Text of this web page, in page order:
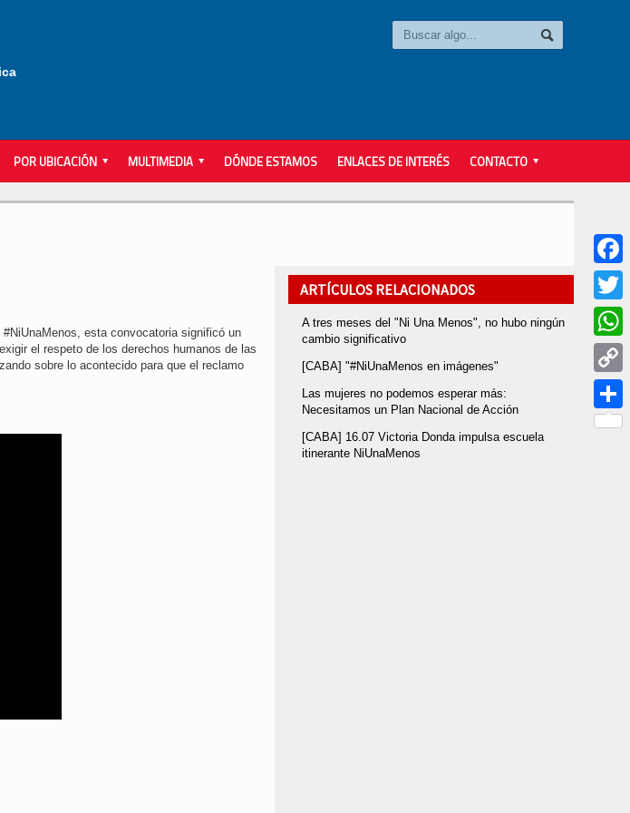
POR UBICACIÓN MULTIMEDIA DÓNDE ESTAMOS ENLACES DE INTERÉS CONTACTO
esta convocatoria significó un
el respeto de los derechos humanos de las
sobre lo acontecido para que el reclamo
ARTÍCULOS RELACIONADOS
A tres meses del "Ni Una Menos", no hubo ningún
cambio significativo
[CABA] "#NiUnaMenos en imágenes"
Las mujeres no podemos esperar más:
Necesitamos un Plan Nacional de Acción
[CABA] 16.07 Victoria Donda impulsa escuela
itinerante NiUnaMenos
Twitter
Copy
Link